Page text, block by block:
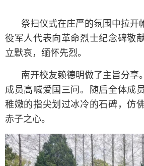
祭扫仪式在庄严的氛围中拉开
役军人代表向革命烈士纪念碑敬
立默哀，缅怀先烈。
南开校友赖德明做了主旨分享
成员高喊爱国三问。随后全体成
稚嫩的指尖划过冰冷的石碑，仿
赤子之心。